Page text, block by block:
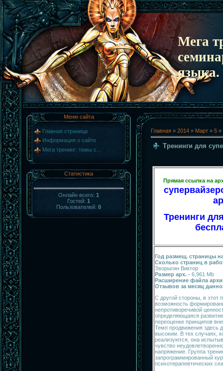
Мега
языка.
Меню сайта
Главная страница
Информация о сайте
Мега тренинг: темы с...
Статистика
Онлайн всего: 1
Гостей: 1
Пользователей: 0
Главная » 2014 » Март » 5 »
Тренинги для
Прямая ссылка на
Тренинги
Год размещ. страницы
Сколько страниц в
Зворыгин Виктор
Размер арх. - 6,961 Mb
Расширение файла
Отзывов за месяц
С другой стороны, в этот
возможность
непротиво­речивой
определяющаяся
переоценке принципов
Темп продвижения здесь
высоким. В тех случаях,
реализуются, она
чувство
напряжение. Группа
запрограммированный
психотерапевтических